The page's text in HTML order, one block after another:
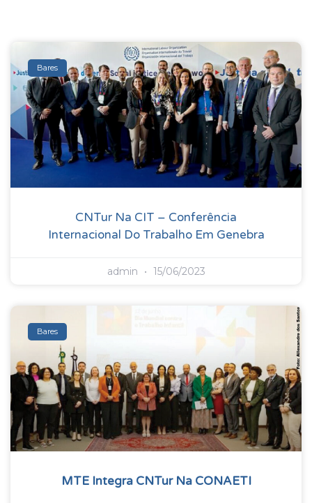
Bares
CNTur Na CIT – Conferência
Internacional Do Trabalho Em Genebra
admin 15/06/2023
Bares
MTE Integra CNTur Na CONAETI